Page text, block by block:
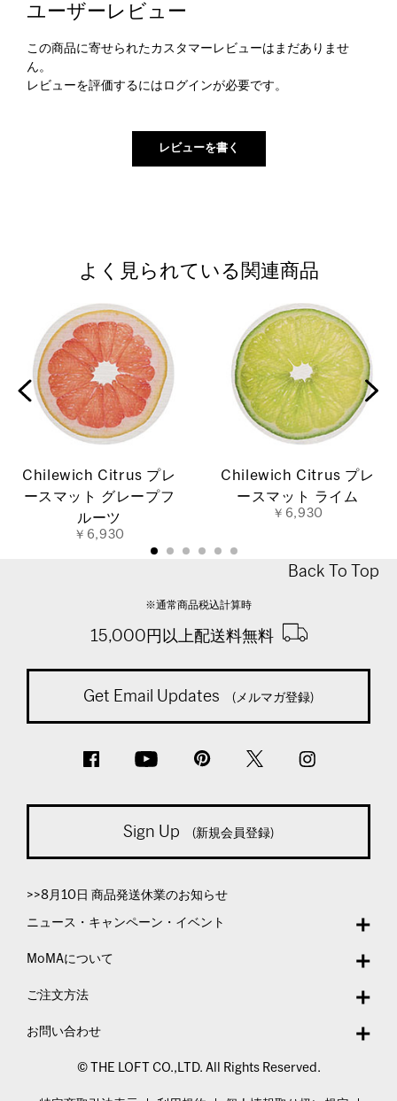
ユーザーレビュー
この商品に寄せられたカスタマーレビューはまだありませ
ん。
レビューを評価するには ログインが必要です。
よく見られている関連商品
Chilewich Citrus プレ
ースマット グレープフ
ルーツ
￥6,930
Chilewich Citrus プレ
ースマット ライム
￥6,930
Back To Top
※通常商品税込計算時
15,000円以上配送料無料
Get Email Updates (メルマガ登録)
Sign Up (新規会員登録)
>>8月10日 商品発送休業のお知らせ
ニュース・キャンペーン・イベント
MoMAについて
ご注文方法
お問い合わせ
© THE LOFT CO.,LTD. All Rights Reserved.